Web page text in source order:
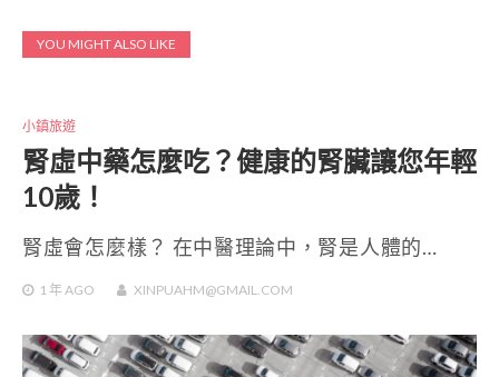
YOU MIGHT ALSO LIKE
小鎮旅遊
腎虛中藥怎麼吃？健康的腎臟讓您年輕
10歲！
腎虛會怎麼樣？ 在中醫理論中，腎是人體的…
1 年 AGO XINPUAHM@GMAIL.COM